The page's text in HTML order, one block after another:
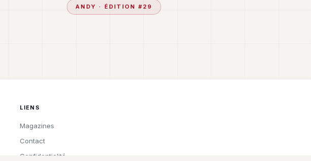
ANDY · ÉDITION # 29
LIENS
Magazines
Contact
Confidentialité